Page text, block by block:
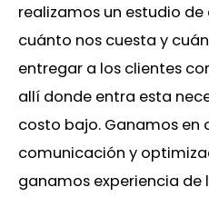
realizamos un estudio
cuánto nos cuesta y
entregar a los clientes
allí donde entra esta
costo bajo. Ganamos en
comunicación y
ganamos experiencia de